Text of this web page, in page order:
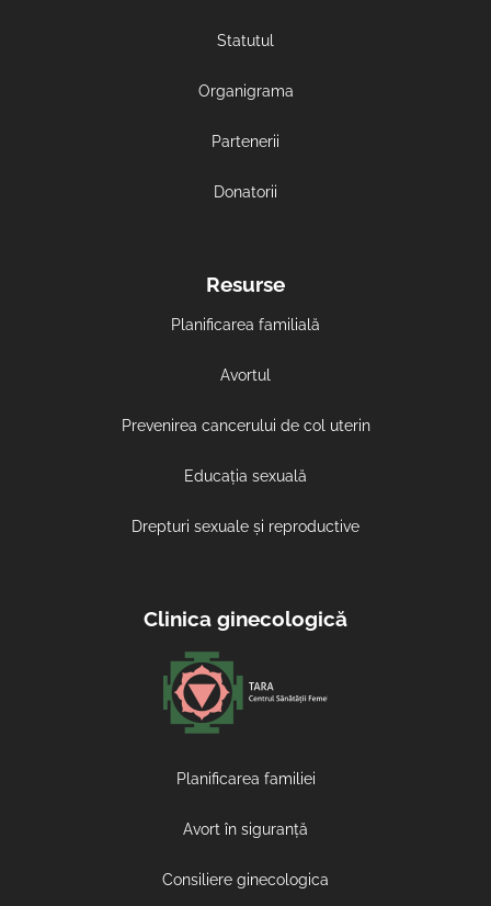
Statutul
Organigrama
Partenerii
Donatorii
Resurse
Planificarea familială
Avortul
Prevenirea cancerului de col uterin
Educația sexuală
Drepturi sexuale și reproductive
Clinica ginecologică
Planificarea familiei
Avort în siguranță
Consiliere ginecologica